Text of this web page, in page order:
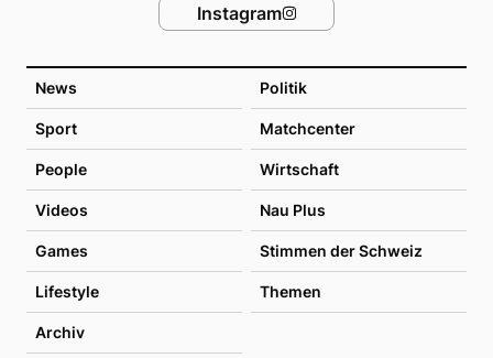
News Politik
Sport Matchcenter
People Wirtschaft
Videos Nau Plus
Games Stimmen der Schweiz
Lifestyle Themen
Archiv
Instagram